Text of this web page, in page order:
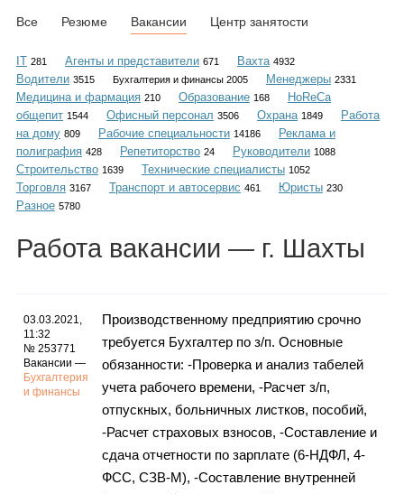
Объявления
Каталог
Инфо
Гороскоп
Карты
Все Резюме Вакансии Центр занятости
IT 281 Агенты и представители 671 Вахта 4932
Водители 3515 Бухгалтерия и финансы 2005 Менеджеры 2331
Медицина и фармация 210 Образование 168
HoReCa
общепит 1544 Офисный персонал 3506 Охрана 1849
Работа
на дому 809 Рабочие специальности 14186
Реклама и
полиграфия 428 Репетиторство 24 Руководители 1088
Строительство 1639 Технические специалисты 1052
Торговля 3167 Транспорт и автосервис 461 Юристы 230
Разное 5780
Работа вакансии — г. Шахты
03.03.2021,
11:32
№ 253771
Вакансии —
Бухгалтерия
и финансы
Производственному предприятию срочно
требуется Бухгалтер по з/п. Основные
обязанности: -Проверка и анализ табелей
учета рабочего времени, -Расчет з/п,
отпускных, больничных листков, пособий,
-Расчет страховых взносов, -Составление и
сдача отчетности по зарплате (6-НДФЛ, 4-
ФСС, СЗВ-М), -Составление внутренней